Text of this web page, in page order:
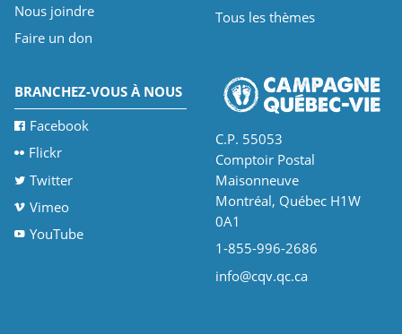
Nous joindre
Faire un don
Tous les thèmes
BRANCHEZ-VOUS À NOUS
Facebook
Flickr
Twitter
Vimeo
YouTube
C.P. 55053
Comptoir Postal
Maisonneuve
Montréal, Québec H1W
0A1
1-855-996-2686
info@cqv.qc.ca